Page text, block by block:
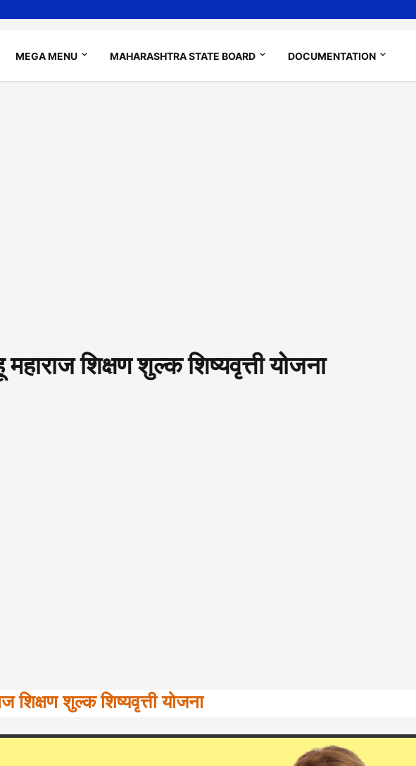
MEGA MENU MAHARASHTRA STATE BOARD DOCUMENTATION
महाराज शिक्षण शुल्क शिष्यवृत्ती योजना
शिक्षण शुल्क शिष्यवृत्ती योजना